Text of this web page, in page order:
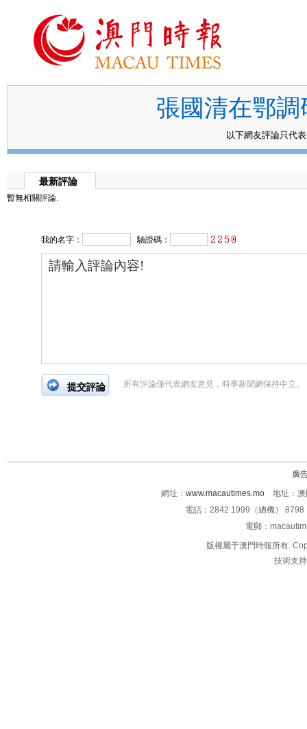
張國清在鄂
以下網友評論只代
最新評論
暫無相關評論.
我的名字： 驗證碼：
所有評論僅代表網友意見，時事新聞網保持中立。
廣
網址： www.macautimes.mo 地址：澳
電話：2842 1999（總機）
電郵：
版權屬于澳門時報所有.
技術支